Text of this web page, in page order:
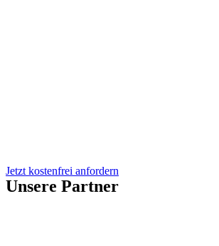
Jetzt kostenfrei anfordern
Unsere Partner